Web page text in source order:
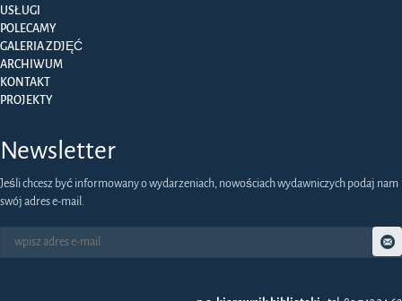
USŁUGI
POLECAMY
GALERIA ZDJĘĆ
ARCHIWUM
KONTAKT
PROJEKTY
Newsletter
Jeśli chcesz być informowany o wydarzeniach, nowościach wydawniczych podaj nam
swój adres e-mail.